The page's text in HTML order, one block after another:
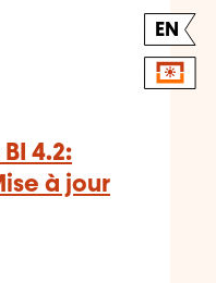
EN
4.2:
à jour